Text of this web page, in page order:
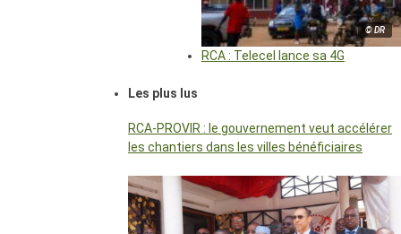
© DR
RCA : Telecel lance sa 4G
Les plus lus
RCA-PROVIR : le gouvernement veut accélérer
les chantiers dans les villes bénéficiaires